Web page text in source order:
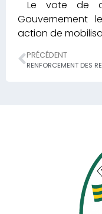
Le vote de
Gouvernement
action de
PRÉCÉDENT